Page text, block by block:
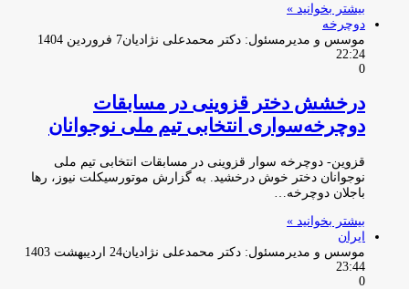
بیشتر بخوانید »
دوچرخه
موسس و مدیرمسئول: دکتر محمدعلی نژادیان
7 فروردین 1404
22:24
0
درخشش دختر قزوینی در مسابقات
دوچرخه‌سواری انتخابی تیم ملی نوجوانان
قزوین- دوچرخه سوار قزوینی در مسابقات انتخابی تیم ملی
نوجوانان دختر خوش درخشید. به گزارش موتورسیکلت نیوز، رها
باجلان دوچرخه…
بیشتر بخوانید »
ایران
موسس و مدیرمسئول: دکتر محمدعلی نژادیان
24 اردیبهشت 1403
23:44
0